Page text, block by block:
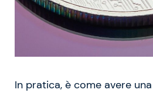
In pratica, è come avere